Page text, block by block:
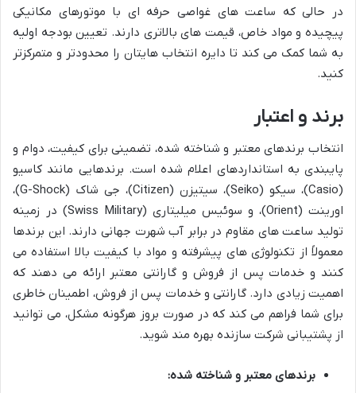
در حالی که ساعت های غواصی حرفه ای با موتورهای مکانیکی
پیچیده و مواد خاص، قیمت های بالاتری دارند. تعیین بودجه اولیه
به شما کمک می کند تا دایره انتخاب هایتان را محدودتر و متمرکزتر
کنید.
برند و اعتبار
انتخاب برندهای معتبر و شناخته شده، تضمینی برای کیفیت، دوام و
پایبندی به استانداردهای اعلام شده است. برندهایی مانند کاسیو
(Casio)، سیکو (Seiko)، سیتیزن (Citizen)، جی شاک (G-Shock)،
اورینت (Orient)، و سوئیس میلیتاری (Swiss Military) در زمینه
تولید ساعت های مقاوم در برابر آب شهرت جهانی دارند. این برندها
معمولاً از تکنولوژی های پیشرفته و مواد با کیفیت بالا استفاده می
کنند و خدمات پس از فروش و گارانتی معتبر ارائه می دهند که
اهمیت زیادی دارد. گارانتی و خدمات پس از فروش، اطمینان خاطری
برای شما فراهم می کند که در صورت بروز هرگونه مشکل، می توانید
از پشتیبانی شرکت سازنده بهره مند شوید.
برندهای معتبر و شناخته شده: